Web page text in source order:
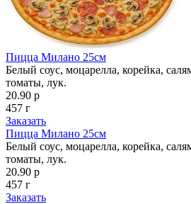
Пицца Милано 25см
Белый соус, моцарелла, корейка,
томаты, лук.
20.90 р
457 г
Заказать
Пицца Милано 25см
Белый соус, моцарелла, корейка,
томаты, лук.
20.90 р
457 г
Заказать